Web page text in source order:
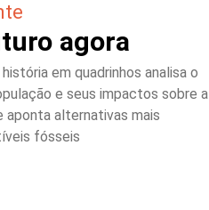
agora
em quadrinhos analisa o
e seus impactos sobre a
aponta alternativas mais
fósseis